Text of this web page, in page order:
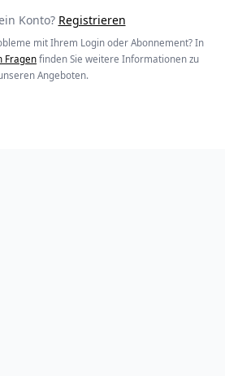
Konto? Registrieren
mit Ihrem Login oder Abonnement? In
Fragenfinden Sie weitere Informationen zu
Angeboten.